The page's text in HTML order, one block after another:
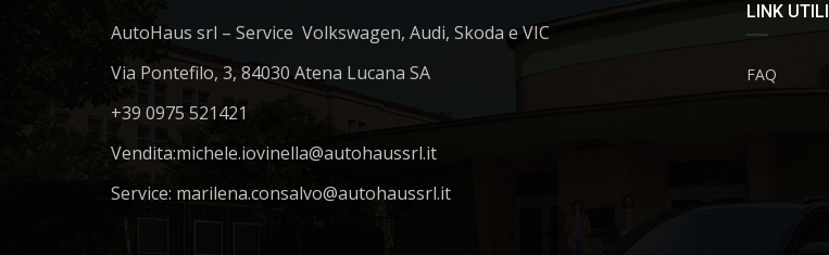
AutoHaus srl – Service Volkswagen, Audi, Skoda e VIC
Via Pontefilo, 3, 84030 Atena Lucana SA
+39 0975 521421
Vendita:michele.iovinella@autohaussrl.it
Service: marilena.consalvo@autohaussrl.it
LINK UTILI
FAQ